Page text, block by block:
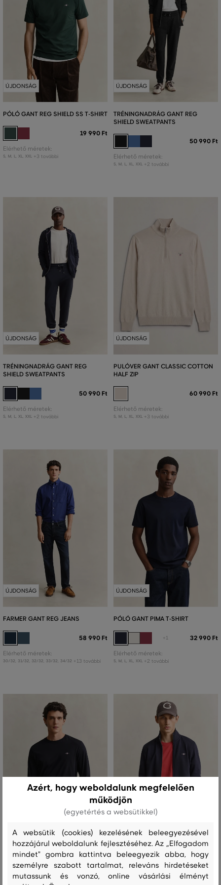
ÚJDONSÁG
PÓLÓ GANT REG SHIELD SS T-SHIRT
19 990 Ft
Elérhető méretek:
S, M L, XL, XXL +3 további
ÚJDONSÁG
TRÉNINGNADRÁG GANT REG
SHIELD SWEATPANTS
50 990 Ft
Elérhető méretek:
S, M L, XL, XXL +2 további
ÚJDONSÁG
TRÉNINGNADRÁG GANT REG
SHIELD SWEATPANTS
50 990 Ft
Elérhető méretek:
S, M L, XL, XXL +2 további
ÚJDONSÁG
PULÓVER GANT CLASSIC COTTON
HALF ZIP
60 990 Ft
Elérhető méretek:
S, M L, XL, XXL +3 további
ÚJDONSÁG
FARMER GANT REG JEANS
58 990 Ft
Elérhető méretek:
30/32 31/32 32/32 33/32 34/32 +13 további
ÚJDONSÁG
PÓLÓ GANT PIMA T-SHIRT
+1 32 990 Ft
Elérhető méretek:
S, M L, XL, XXL +2 további
ÚJDONSÁG
PÓLÓ GANT REG SHIELD LS T-SHIRT
+1
ÚJDONSÁG
MELEGÍTŐFELSŐ GANT REG SHIELD
FULL ZIP SWEAT
Azért, hogy weboldalunk megfelelően
működjön
(egyetértés a websütikkel)
A websütik (cookies) kezelésének beleegyezésével
hozzájárul weboldalunk fejlesztéséhez. Az „Elfogadom
mindet" gombra kattintva beleegyezik abba, hogy
személyre szabott tartalmat, releváns hirdetéseket
mutassunk és vonzó, online vásárlási élményt